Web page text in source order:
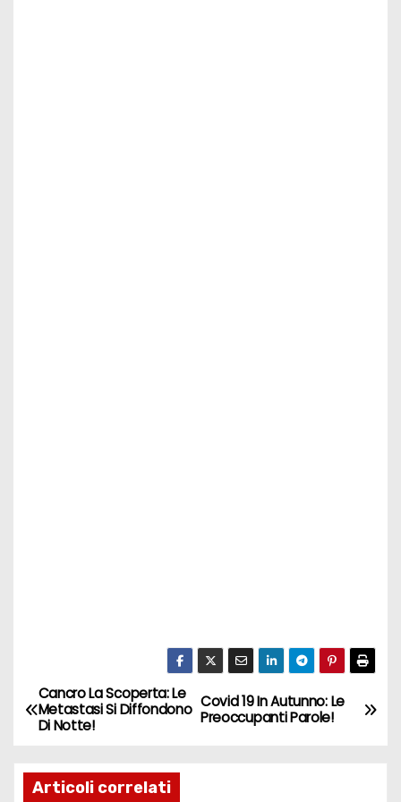
N
a
v
Covid 19 In Autunno: Le
Preoccupanti Parole!
Cancro La Scoperta: Le
Metastasi Si Diffondono
Di Notte!
Articoli correlati